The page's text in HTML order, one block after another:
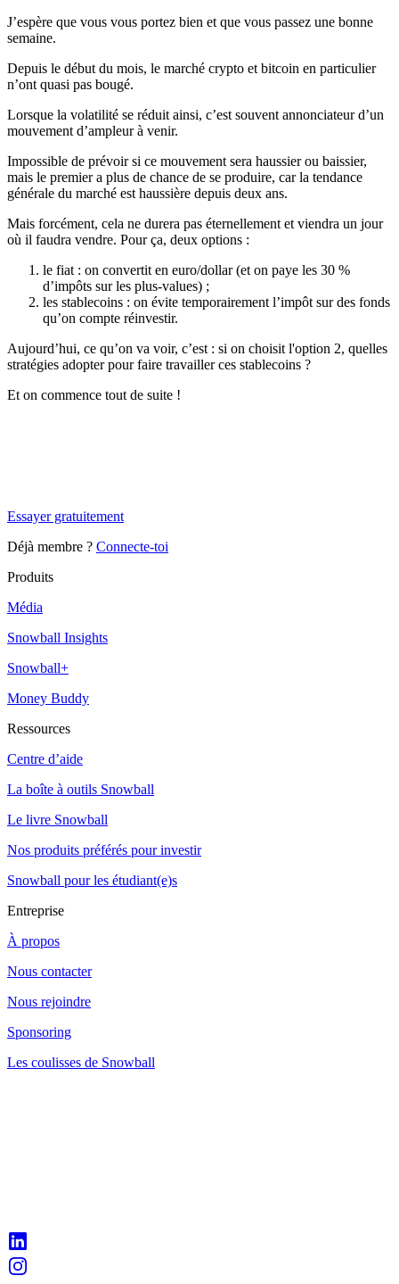
J’espère que vous vous portez bien et que vous passez une bonne
semaine.
Depuis le début du mois, le marché crypto et bitcoin en particulier
n’ont quasi pas bougé.
Lorsque la volatilité se réduit ainsi, c’est souvent annonciateur d’un
mouvement d’ampleur à venir.
Impossible de prévoir si ce mouvement sera haussier ou baissier,
mais le premier a plus de chance de se produire, car la tendance
générale du marché est haussière depuis deux ans.
Mais forcément, cela ne durera pas éternellement et viendra un jour
où il faudra vendre. Pour ça, deux options :
le fiat : on convertit en euro/dollar (et on paye les 30 %
d’impôts sur les plus-values) ;
les stablecoins : on évite temporairement l’impôt sur des fonds
qu’on compte réinvestir.
Aujourd’hui, ce qu’on va voir, c’est : si on choisit l'option 2, quelles
stratégies adopter pour faire travailler ces stablecoins ?
Et on commence tout de suite !
Essayer gratuitement
Déjà membre ? Connecte-toi
Produits
Média
Snowball Insights
Snowball+
Money Buddy
Ressources
Centre d’aide
La boîte à outils Snowball
Le livre Snowball
Nos produits préférés pour investir
Snowball pour les étudiant(e)s
Entreprise
À propos
Nous contacter
Nous rejoindre
Sponsoring
Les coulisses de Snowball